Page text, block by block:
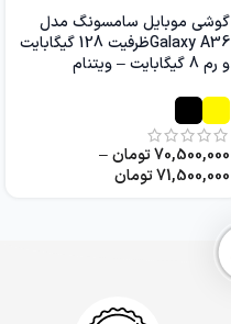
گوشی موبایل سامسونگ مدل
Galaxy A36ظرفیت 128 گیگابایت
و رم 8 گیگابایت – ویتنام
70,500,000تومان–
71,500,000تومان